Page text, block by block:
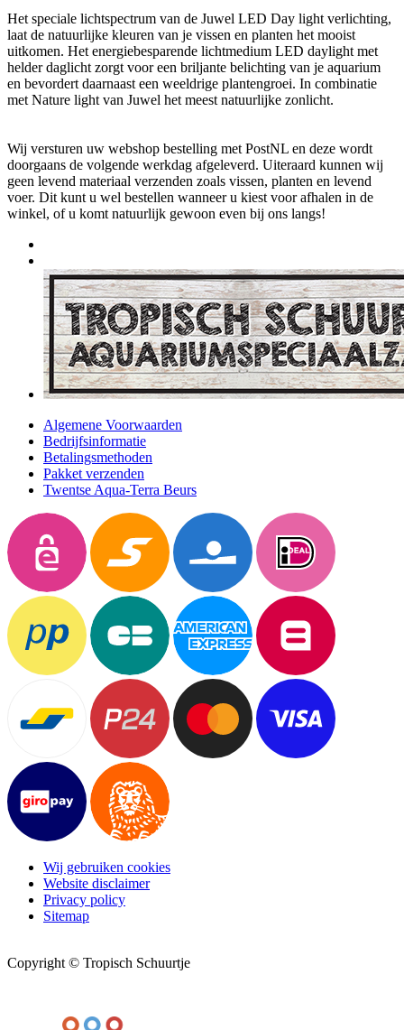
Het speciale lichtspectrum van de Juwel LED Day light verlichting,
laat de natuurlijke kleuren van je vissen en planten het mooist
uitkomen. Het energiebesparende lichtmedium LED daylight met
helder daglicht zorgt voor een briljante belichting van je aquarium
en bevordert daarnaast een weeldrige plantengroei. In combinatie
met Nature light van Juwel het meest natuurlijke zonlicht.
Wij versturen uw webshop bestelling met PostNL en deze wordt
doorgaans de volgende werkdag afgeleverd. Uiteraard kunnen wij
geen levend materiaal verzenden zoals vissen, planten en levend
voer. Dit kunt u wel bestellen wanneer u kiest voor afhalen in de
winkel, of u komt natuurlijk gewoon even bij ons langs!
Algemene Voorwaarden
Bedrijfsinformatie
Betalingsmethoden
Pakket verzenden
Twentse Aqua-Terra Beurs
Wij gebruiken cookies
Website disclaimer
Privacy policy
Sitemap
Copyright © Tropisch Schuurtje